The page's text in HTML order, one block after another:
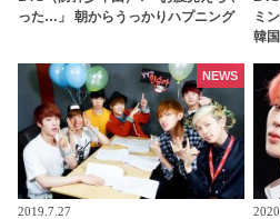
った…」 朝からうっかりハプニング
ミ
韓
2019.7.27
NEWS